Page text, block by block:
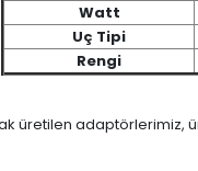
Watt
Uç Tipi
Rengi
üretilen